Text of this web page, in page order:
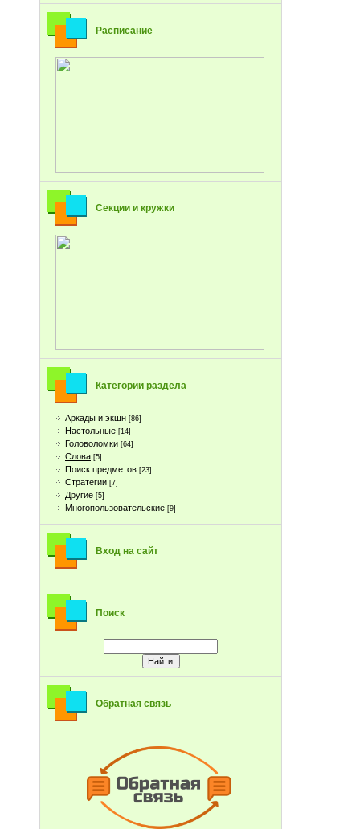
Расписание
Секции и кружки
Категории раздела
Аркады и экшн [86]
Настольные [14]
Головоломки [64]
Слова [5]
Поиск предметов [23]
Стратегии [7]
Другие [5]
Многопользовательские [9]
Вход на сайт
Поиск
Обратная связь